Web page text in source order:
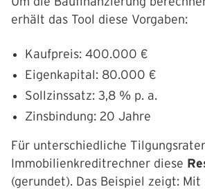
erhält das Tool diese Vorgaben:
Kaufpreis: 400.000 €
Eigenkapital: 80.000 €
Sollzinssatz: 3,8 % p. a.
Zinsbindung: 20 Jahre
Für unterschiedliche
Immobilienkreditrechner diese
(gerundet). Das Beispiel zeigt: Mit